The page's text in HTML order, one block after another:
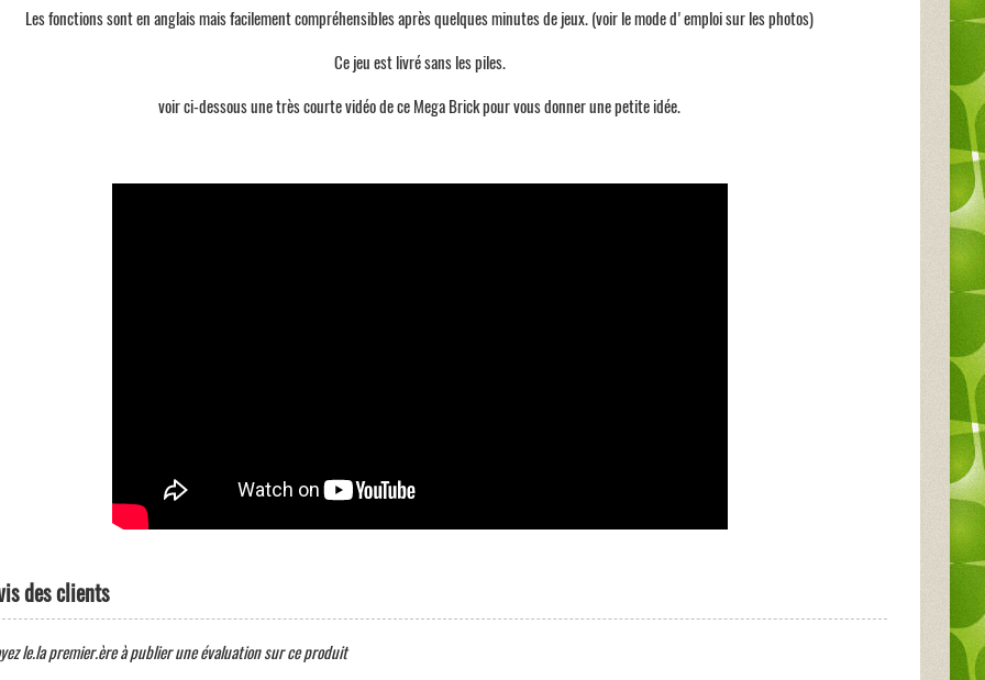
Les fonctions sont en anglais mais facilement compréhensibles après quelques minutes de jeux. (voir le mode d'emploi sur les photos)
Ce jeu est livré sans les piles.
voir ci-dessous une très courte vidéo de ce Mega Brick pour vous donner une petite idée.
des clients
le.la premier.ère à publier une évaluation sur ce produit